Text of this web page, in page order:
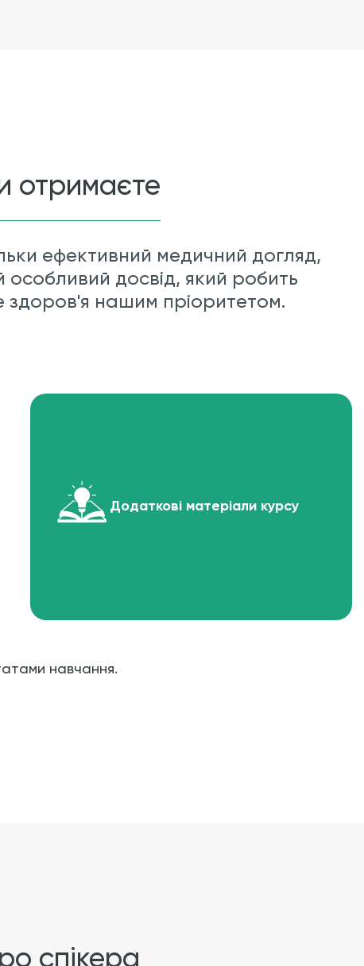
отримаєте
ефективний медичний догляд,
особливий досвід, який робить
здоров'я нашим пріоритетом.
Додаткові матеріали курсу
навчання.
спікера